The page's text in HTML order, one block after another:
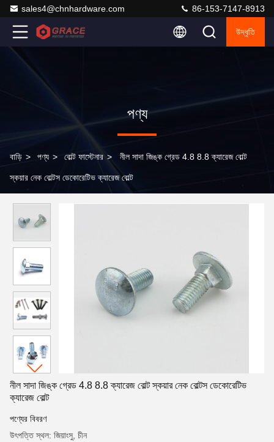
sales4@chnhardware.com 86-153-7147-8913
উদ্ধৃতি
পণ্য
বাড়ি > পণ্য > বোল্ট ফাস্টেনার > নীল সাদা জিঙ্ক গ্রেড 4.8 8.8 ক্যারেজ বোল্ট
স্কয়ার নেক বোল্টস ডেকোরেটিভ ক্যারেজ বোল্ট
নীল সাদা জিঙ্ক গ্রেড 4.8 8.8 ক্যারেজ বোল্ট স্কয়ার নেক বোল্টস ডেকোরেটিভ
ক্যারেজ বোল্ট
পণ্যের বিবরণ
উৎপত্তি স্থল: জিয়াংসু, চীন